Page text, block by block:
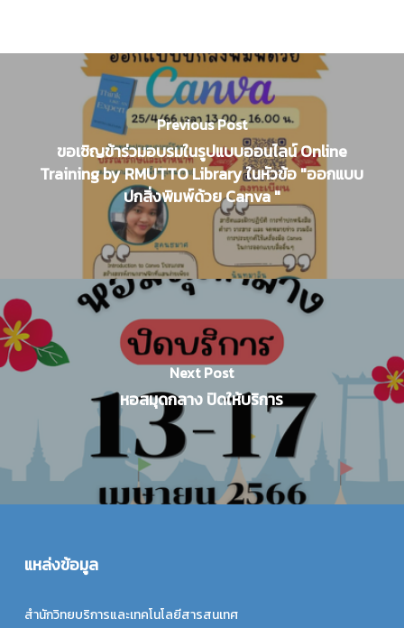
Previous Post
ขอเชิญข้าร่วมอบรมในรูปแบบออนไลน์ Online
Training by RMUTTO Library ในหัวข้อ "ออกแบบ
ปกสิ่งพิมพ์ด้วย Canva "
Next Post
หอสมุดกลาง ปิดให้บริการ
แหล่งข้อมูล
สำนักวิทยบริการและเทคโนโลยีสารสนเทศ